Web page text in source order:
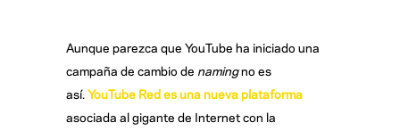
Aunque parezca que YouTube ha iniciado una
campaña de cambio de namingno es
así. YouTube Red es una nueva plataforma
asociada al gigante de Internet con la